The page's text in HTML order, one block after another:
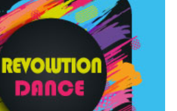
Dance
danza contemporanea – I Edizione